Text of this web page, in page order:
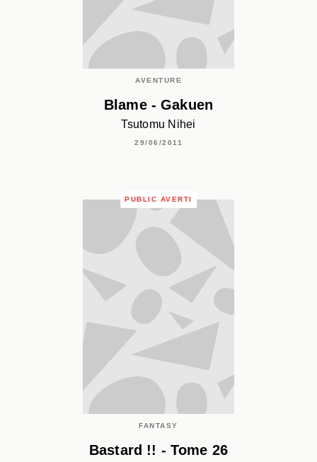
AVENTURE
Blame - Gakuen
Tsutomu Nihei
29/06/2011
PUBLIC AVERTI
FANTASY
Bastard !! - Tome 26